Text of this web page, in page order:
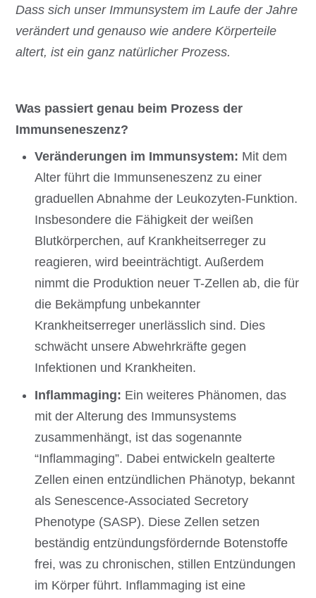
Dass sich unser Immunsystem im Laufe der Jahre
verändert und genauso wie andere Körperteile
altert, ist ein ganz natürlicher Prozess.
Was passiert genau beim Prozess der
Immunseneszenz?
Veränderungen im Immunsystem: Mit dem
Alter führt die Immunseneszenz zu einer
graduellen Abnahme der Leukozyten-Funktion.
Insbesondere die Fähigkeit der weißen
Blutkörperchen, auf Krankheitserreger zu
reagieren, wird beeinträchtigt. Außerdem
nimmt die Produktion neuer T-Zellen ab, die für
die Bekämpfung unbekannter
Krankheitserreger unerlässlich sind. Dies
schwächt unsere Abwehrkräfte gegen
Infektionen und Krankheiten.
Inflammaging: Ein weiteres Phänomen, das
mit der Alterung des Immunsystems
zusammenhängt, ist das sogenannte
“Inflammaging”. Dabei entwickeln gealterte
Zellen einen entzündlichen Phänotyp, bekannt
als Senescence-Associated Secretory
Phenotype (SASP). Diese Zellen setzen
beständig entzündungsfördernde Botenstoffe
frei, was zu chronischen, stillen Entzündungen
im Körper führt. Inflammaging ist eine